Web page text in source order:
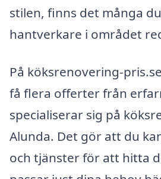
stilen, finns det många
hantverkare i området
På köksrenovering-
få flera offerter från
specialiserar sig på
Alunda. Det gör att du
och tjänster för att hitta